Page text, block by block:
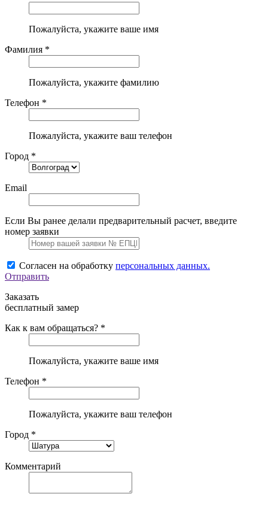
Пожалуйста, укажите ваше имя
Фамилия *
Пожалуйста, укажите фамилию
Телефон *
Пожалуйста, укажите ваш телефон
Город *
Email
Если Вы ранее делали предварительный расчет, введите
номер заявки
Согласен на обработку персональных данных.
Отправить
Заказать
бесплатный замер
Как к вам обращаться? *
Пожалуйста, укажите ваше имя
Телефон *
Пожалуйста, укажите ваш телефон
Город *
Комментарий